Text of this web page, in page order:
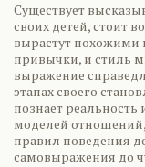
Существует
своих детей, стоит
вырастут похожими
привычки, и стиль
выражение
этапах своего
познает
моделей отношений,
правил поведения
самовыражения до